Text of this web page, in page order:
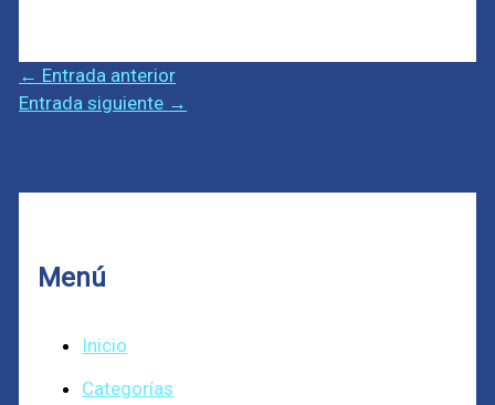
← Entrada anterior
Entrada siguiente →
Menú
Inicio
Categorías